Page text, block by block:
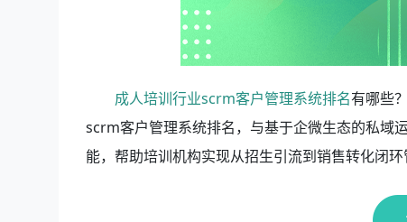
成人培训行业scrm客户管理系统排名有哪些
scrm客户管理系统排名，与基于企微生态的私域
能，帮助培训机构实现从招生引流到销售转化闭环